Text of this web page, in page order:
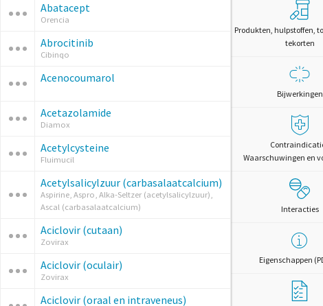
Abatacept
Orencia
Abrocitinib
Cibinqo
Acenocoumarol
Acetazolamide
Diamox
Acetylcysteine
Fluimucil
Acetylsalicylzuur (carbasalaatcalcium)
Aspirine, Aspro, Alka-Seltzer (acetylsalicylzuur),
Ascal (carbasalaatcalcium)
Aciclovir (cutaan)
Zovirax
Aciclovir (oculair)
Zovirax
Aciclovir (oraal en intraveneus)
Produkten, hulpstoffen,
tekorten
Bijwerkingen
Waarschuwingen en
Interacties
Eigenschappen